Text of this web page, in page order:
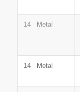
14 Metal
14 Metal